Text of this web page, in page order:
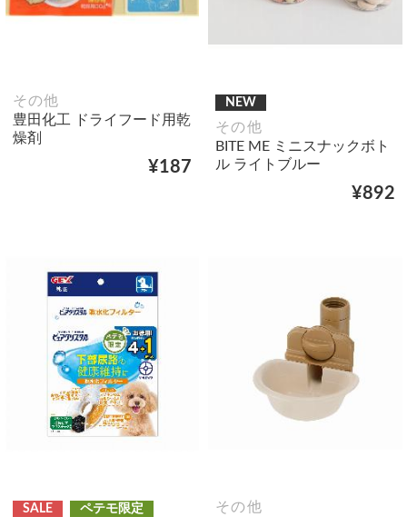
その他
豊田化工 ドライフード用乾
燥剤
¥187
NEW
その他
BITE ME ミニスナックボト
ル ライトブルー
¥892
SALE ペテモ限定
その他